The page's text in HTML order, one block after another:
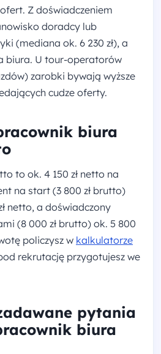
Z doświadczeniem
doradcy lub
(mediana ok. 6 230 zł), a
biura. U tour-operatorów
zarobki bywają wyższe
cudze oferty.
biura
to ok. 4 150 zł netto na
na start (3 800 zł brutto)
netto, a doświadczony
(8 000 zł brutto) ok. 5 800
policzysz w kalkulatorze
rekrutację przygotujesz we
pytania
biura